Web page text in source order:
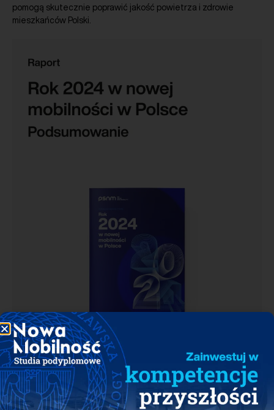
pomogą skutecznie poprawić jakość powietrza i zdrowie
mieszkańców Polski.